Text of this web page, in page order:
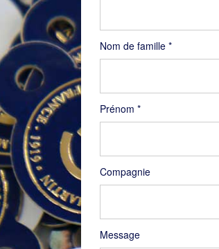
Nom de famille *
Prénom *
Compagnie
Message